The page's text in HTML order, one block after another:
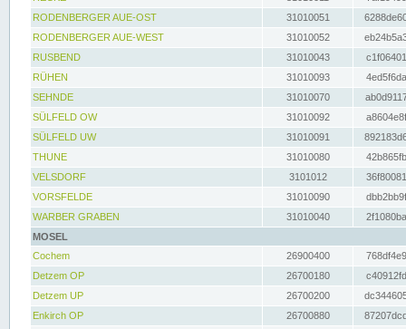
RODENBERGER AUE-OST
31010051
RODENBERGER AUE-WEST
31010052
RUSBEND
31010043
RÜHEN
31010093
SEHNDE
31010070
SÜLFELD OW
31010092
SÜLFELD UW
31010091
THUNE
31010080
VELSDORF
3101012
VORSFELDE
31010090
WARBER GRABEN
31010040
MOSEL
Cochem
26900400
Detzem OP
26700180
Detzem UP
26700200
Enkirch OP
26700880